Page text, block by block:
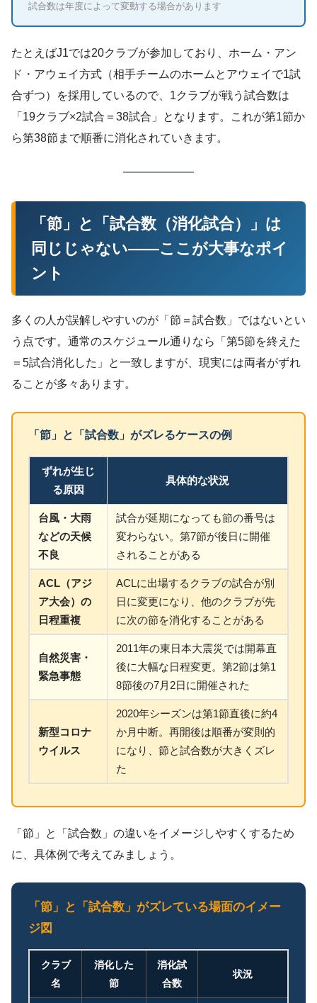
試合数は年度によって変動する場合があります
たとえばJ1では20クラブが参加しており、ホーム・アン
ド・アウェイ方式（相手チームのホームとアウェイで1試
合ずつ）を採用しているので、1クラブが戦う試合数は
「19クラブ×2試合＝38試合」となります。これが第1節か
ら第38節まで順番に消化されていきます。
「節」と「試合数（消化試合）」は
同じじゃない——ここが大事なポイ
ント
多くの人が誤解しやすいのが「節＝試合数」ではないとい
う点です。通常のスケジュール通りなら「第5節を終えた
＝5試合消化した」と一致しますが、現実には両者がずれ
ることが多々あります。
「節」と「試合数」がズレるケースの例
ずれが生じ
る原因
具体的な状況
台風・大雨
などの天候
不良
試合が延期になっても節の番号は
変わらない。第7節が後日に開催
されることがある
ACL（アジ
ア大会）の
日程重複
ACLに出場するクラブの試合が別
日に変更になり、他のクラブが先
に次の節を消化することがある
自然災害・
緊急事態
2011年の東日本大震災では開幕直
後に大幅な日程変更。第2節は第1
8節後の7月2日に開催された
新型コロナ
ウイルス
2020年シーズンは第1節直後に約4
か月中断。再開後は順番が変則的
になり、節と試合数が大きくズレ
た
「節」と「試合数」の違いをイメージしやすくするため
に、具体例で考えてみましょう。
「節」と「試合数」がズレている場面のイメー
ジ図
クラブ
名
消化した
節
消化試
合数
状況